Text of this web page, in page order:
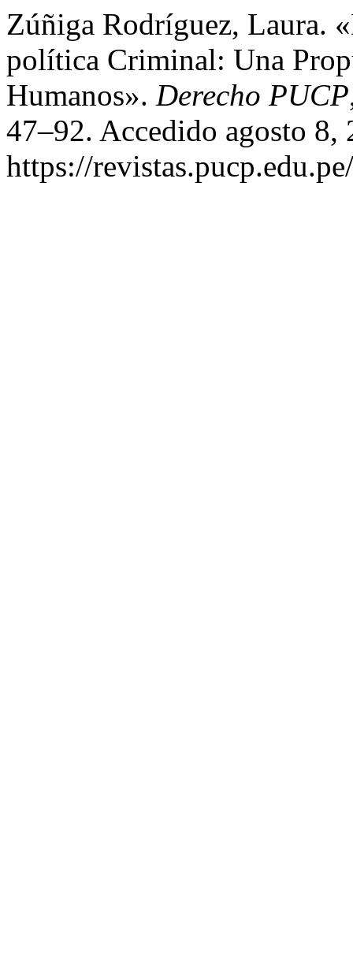
Zúñiga Rodríguez, Laura.
política Criminal: Una
Humanos». Derecho PUCP
47–92. Accedido agosto 8,
https://